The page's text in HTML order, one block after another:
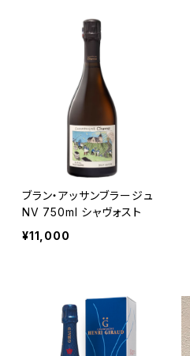
ブラン・アッサンブラージュ
NV 750ml シャヴォスト
¥11,000